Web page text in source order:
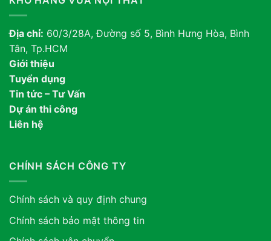
Địa chỉ: 60/3/28A, Đường số 5, Bình Hưng Hòa, Bình
Tân, Tp.HCM
Giới thiệu
Tuyển dụng
Tin tức – Tư Vấn
Dự án thi công
Liên hệ
CHÍNH SÁCH CÔNG TY
Chính sách và quy định chung
Chính sách bảo mật thông tin